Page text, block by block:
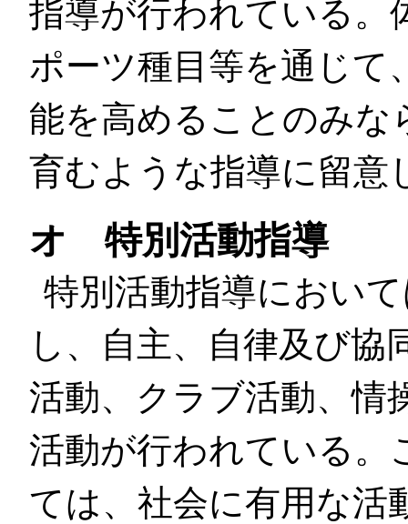
指導が行われている。
ポーツ種目等を通じて
能を高めることのみな
育むような指導に留意
オ 特別活動指導
特別活動指導におい
し、自主、自律及び協
活動、クラブ活動、情
活動が行われている。
ては、社会に有用な活